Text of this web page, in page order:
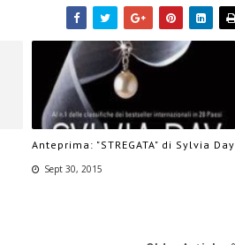
Anteprima: "STREGATA" di Sylvia Day
Sept 30, 2015